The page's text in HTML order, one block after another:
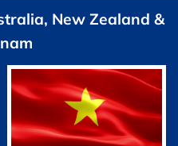
New Zealand &